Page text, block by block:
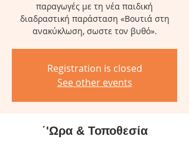
παραγωγές με τη νέα παιδική
διαδραστική παράσταση «Βουτιά στη
ανακύκλωση, σωστε τον βυθό».
Registration is closed
See other events
΄'Ωρα & Τοποθεσία